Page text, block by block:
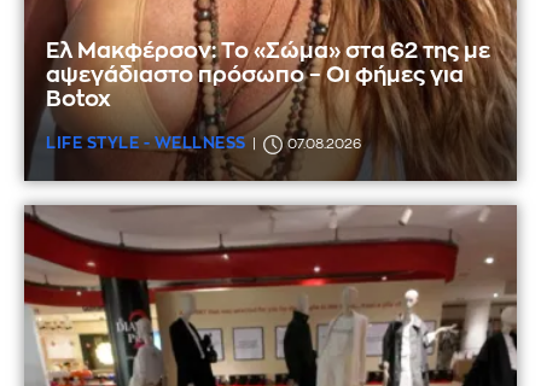
Ελ Μακφέρσον: Το «Σώμα» στα 62 της με
αψεγάδιαστο πρόσωπο – Οι φήμες για
Botox
LIFE STYLE - WELLNESS 07.08.2026